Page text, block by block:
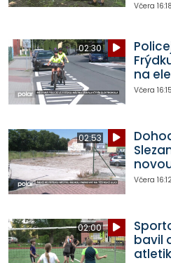
Včera 16:18
02:30
na
Včera 16:15
02:53
Včera
02:00
bavil